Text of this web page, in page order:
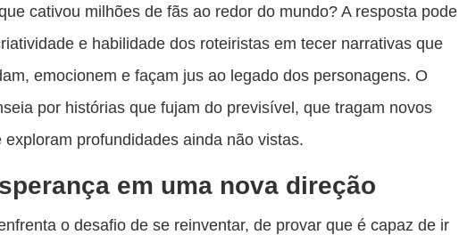
cativou milhões de fãs ao redor do mundo? A resposta pode
e habilidade dos roteiristas em tecer narrativas que
emocionem e façam jus ao legado dos personagens. O
por histórias que fujam do previsível, que tragam novos
exploram profundidades ainda não vistas.
em uma nova direção
o desafio de se reinventar, de provar que é capaz de ir